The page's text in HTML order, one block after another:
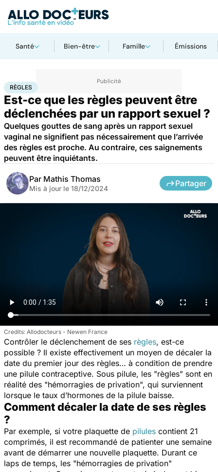
Santé Bien-être Famille Émissions
AccueilSanté
RÈGLES
Est-ce que les règles peuvent être
déclenchées par un rapport sexuel ?
Quelques gouttes de sang après un rapport sexuel
vaginal ne signifient pas nécessairement que l’arrivée
des règles est proche. Au contraire, ces saignements
peuvent être inquiétants.
Par Mathis Thomas
Mis à jour le 18/12/2024
Partager
Allodocteurs - Newen France
Contrôler le déclenchement de ses règles, est-ce
possible ? Il existe effectivement un moyen de décaler la
date du premier jour des règles… à condition de prendre
une pilule contraceptive. Sous pilule, les "règles" sont en
réalité des "hémorragies de privation", qui surviennent
lorsque le taux d’hormones de la pilule baisse.
Comment décaler la date de ses règles
?
Par exemple, si votre plaquette de pilules contient 21
comprimés, il est recommandé de patienter une semaine
avant de démarrer une nouvelle plaquette. Durant ce
laps de temps, les "hémorragies de privation"